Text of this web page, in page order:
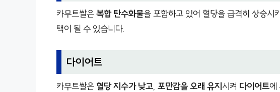
카무트쌀은복합 탄수화물을 포함하고 있어 혈당을 급격히 상승시
택이 될 수 있습니다.
다이어트
카무트쌀은 혈당 지수가 낮고, 포만감을 오래 유지시켜 다이어트에